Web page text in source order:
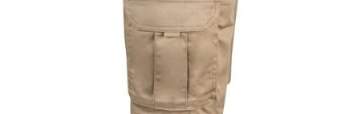
STRETCH TOPS